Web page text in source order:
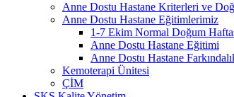
Anne Dostu Hastane Kriterleri ve
Anne Dostu Hastane Eğitimlerimiz
1-7 Ekim Normal Doğum
Anne Dostu Hastane Eğitimi
Anne Dostu Hastane
Kemoterapi Ünitesi
ÇİM